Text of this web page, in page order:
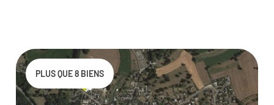
PLUS QUE 8 BIENS